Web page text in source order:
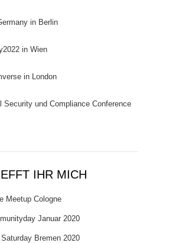
in Berlin
in Wien
in London
Security und Compliance Conference
IHR MICH
Meetup Cologne
Januar 2020
Bremen 2020